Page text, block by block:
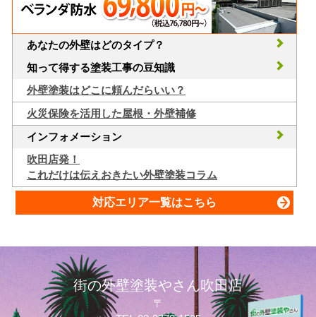
あなたの外壁はどのタイプ？
知って得する塗装工事の豆知識
外壁塗装はどこに頼んだらいい？
火災保険を活用した屋根・外壁補修
インフォメーション
吹田店発！
これだけは伝えおきたい外壁塗装コラム
対応エリア一覧はこちら
街の外壁塗装やさん吹田店
〒